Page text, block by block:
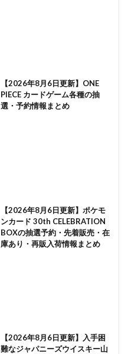
【2026年8月6日更新】ONE
PIECE カードゲーム各種の抽
選・予約情報まとめ
【2026年8月6日更新】ポケモ
ンカード 30th CELEBRATION
BOXの抽選予約・先着販売・在
庫あり・再販入荷情報まとめ
【2026年8月6日更新】入手困
難なジャパニーズウイスキー山